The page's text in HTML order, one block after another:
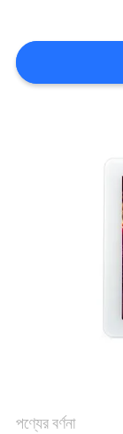
সাইট
ম্যাপ
পণ্যের বর্ণনা